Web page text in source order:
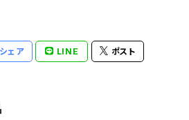
シェア LINE ポスト